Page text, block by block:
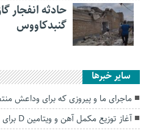
حادثه انفجار
گنبدکاووس
سایر خبرها
ماجرای ما و پیروزی که برای وداعش
آغاز توزیع مکمل آهن و ویتامین D برای ۷۰ هزار دانش آموز گلستانی